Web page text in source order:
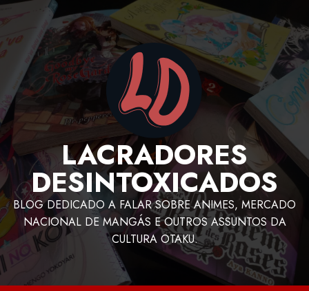
LACRADORES
DESINTOXICADOS
BLOG DEDICADO A FALAR SOBRE ANIMES, MERCADO
NACIONAL DE MANGÁS E OUTROS ASSUNTOS DA
CULTURA OTAKU.